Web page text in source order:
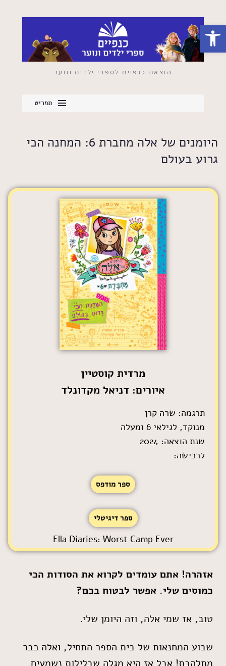
פתח סרגל נגישות
הוצאת כנפיים לספרי ילדים ונוער
תפריט
היומנים של אלה מחברת 6: המחנה הכי
גרוע בעולם
מרדית קוסטיין
איורים: דניאל מקדונלד
תרגמה: שרה קרן
מנוקד, לגילאי 6 ומעלה
שנת הוצאה: 2024
לרכישה:
ספר מודפס
ספר דיגיטלי
Ella Diaries: Worst Camp Ever
אזהרה! אתם עומדים לקרוא את הסודות הכי
כמוסים שלי. אפשר לבטוח בכם?
טוב, אז שמי אלה, וזה היומן שלי.
שבוע המחנאות של בית הספר התחיל, ואלה כבר